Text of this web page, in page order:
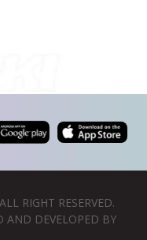
RIGHT RESERVED.
AND DEVELOPED BY